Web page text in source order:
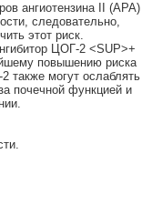
ангиотензина II (АРА)
следовательно,
этот риск.
ЦОГ-2 <SUP>+
повышению риска
также могут ослаблять
почечной функцией и